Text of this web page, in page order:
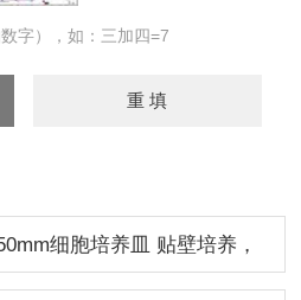
字），如：三加四=7
细胞培养皿 贴壁培养，